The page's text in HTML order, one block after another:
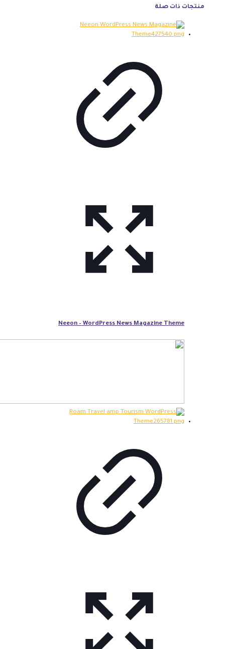
منتجات ذات صلة
Neeon – WordPress News Magazine Theme